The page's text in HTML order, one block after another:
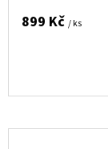
899 Kč / ks